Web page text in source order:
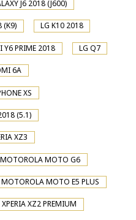
J6 2018 (J600)
(K9) LG K10 2018
Y6 PRIME 2018 LG Q7
6A
XS
(5.1)
XZ3
MOTOROLA MOTO G6
MOTOROLA MOTO E5 PLUS
XZ2 PREMIUM